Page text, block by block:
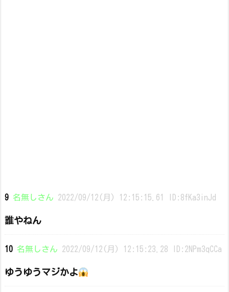
9 名無しさん 2022/09/12(月) 12:15:15.61 ID:8fKa3inJd
誰やねん
10 名無しさん 2022/09/12(月) 12:15:23.28 ID:2NPm3qCCa
ゆうゆうマジかよ